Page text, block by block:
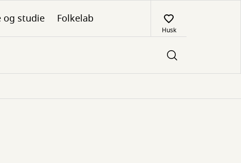
og studie Folkelab
Husk